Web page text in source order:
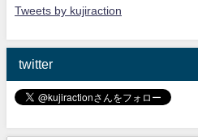
Tweets by kujiraction
twitter